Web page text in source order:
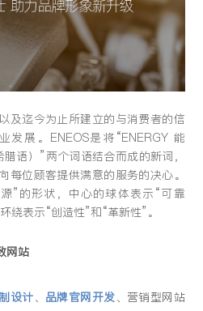
及迄今为止所建立的与消费者的信
展。ENEOS是将“ENERGY 能
语）”两个词语结合而成的新词，
每位顾客提供满意的服务的决心。
”的形状，中心的球体表示“可靠
绕表示“创造性”和“革新性”。
网站
设计、 品牌官网开发、营销型网站